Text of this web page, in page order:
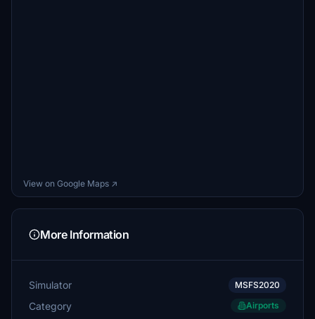
View on Google Maps ↗
More Information
Simulator MSFS2020
Category Airports